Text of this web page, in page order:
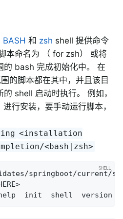
BASH 和 zsh shell 提供命令
本命名为 （ for zsh） 或将
的 bash 完成初始化中。 在
的脚本都在其中，并且该目
shell 启动时执行。 例如，
行安装，要手动运行脚本，
<installation
<bash|zsh>
springboot/current/
init  shell  version